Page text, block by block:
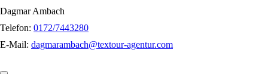
Dagmar Ambach
Telefon: 0172/7443280
E-Mail: dagmarambach@textour-agentur.com